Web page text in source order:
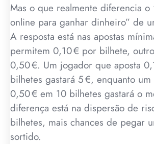
Mas o que realmente diferencia o
online para ganhar dinheiro” de
A resposta está nas apostas
permitem 0,10 € por bilhete,
0,50 €. Um jogador que aposta
bilhetes gastará 5 €, enquanto um
0,50 € em 10 bilhetes gastará o
diferença está na dispersão de
bilhetes, mais chances de pegar
sortido.